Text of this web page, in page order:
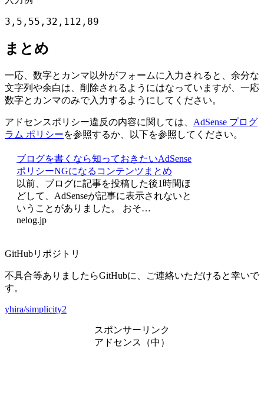
3,5,55,32,112,89
まとめ
一応、数字とカンマ以外がフォームに入力されると、余分な
文字列や余白は、削除されるようにはなっていますが、一応
数字とカンマのみで入力するようにしてください。
アドセンスポリシー違反の内容に関しては、 AdSense プログ
ラム ポリシーを参照するか、以下を参照してください。
ブログを書くなら知っておきたいAdSense
ポリシーNGになるコンテンツまとめ
以前、ブログに記事を投稿した後1時間ほ
どして、AdSenseが記事に表示されないと
いうことがありました。 おそ…
nelog.jp
GitHubリポジトリ
不具合等ありましたらGitHubに、ご連絡いただけると幸いで
す。
yhira/simplicity2
スポンサーリンク
アドセンス（中）